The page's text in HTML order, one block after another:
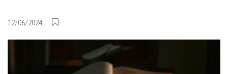
12/06/2024